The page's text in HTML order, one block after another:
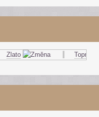
Zlato Topný olej